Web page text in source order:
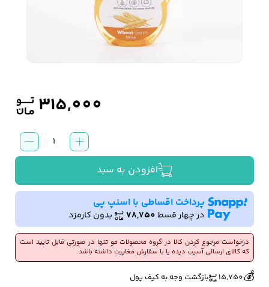
شلوار جین مردانه
شلوار پارچه ای
مردانه
کیف پول و جاکارتی
مردانه
کمربند مردانه
کفش مردانه شال و کلاه مردانه
مردانه
315,000
شامپو
پروتئینه
بی‌
Land)
با
جوانه
افزودن به سبد
پرداخت اقساطی با اسنپ پی
در چهار قسط78,750 بدون کارمزد
درخواست مرجوع کردن کالا در گروه محصولات مو تنها در صورتی قابل تایید است
که کالای ارسالی آسیب دیده یا با سفارش مغایرت داشته باشد.🔥5 فروش در هفته گذشته👀553 بازدید در ۲۴ ساعت گذشته
💰
15,750 بازگشت وجه به کیف پول